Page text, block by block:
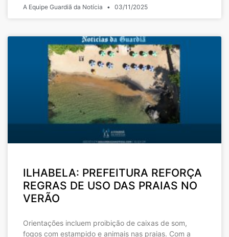
A Equipe Guardiã da Notícia 03/11/2025
ILHABELA: PREFEITURA REFORÇA
REGRAS DE USO DAS PRAIAS NO
VERÃO
Orientações incluem proibição de caixas de som,
fogos com estampido e animais nas praias. Com a